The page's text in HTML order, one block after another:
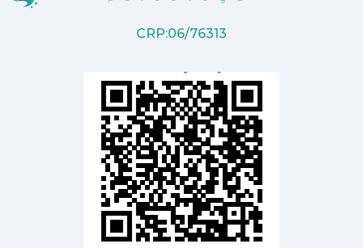
CRP:06/76313